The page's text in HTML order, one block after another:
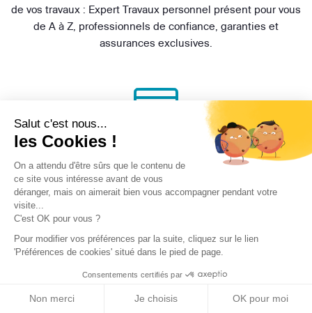
Salut c'est nous...
les Cookies !
On a attendu d'être sûrs que le contenu de
ce site vous intéresse avant de vous
déranger, mais on aimerait bien vous accompagner pendant votre
visite...
C'est OK pour vous ?
Pour modifier vos préférences par la suite, cliquez sur le lien
'Préférences de cookies' situé dans le pied de page.
Consentements certifiés par
Non merci Je choisis OK pour moi
de vos travaux : Expert Travaux personnel présent pour vous
de A à Z, professionnels de confiance, garanties et
assurances exclusives.
Économiser de l’argent
Le service d'Archidvisor est 100% gratuit. Rencontrez 3
professionnels qualifiés gratuitement et faites avancer votre